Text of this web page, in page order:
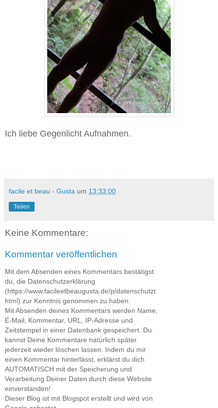
Ich liebe Gegenlicht Aufnahmen.
facile et beau - Gusta um 13:33:00
Teilen
Keine Kommentare:
Kommentar veröffentlichen
Mit dem Absenden eines Kommentars bestätigst
du, die Datenschutzerklärung
(https://www.facileetbeaugusta.de/p/datenschutzt.
html) zur Kenntnis genommen zu haben.
Mit Absenden deines Kommentars werden Name,
E-Mail, Kommentar, URL, IP-Adresse und
Zeitstempel in einer Datenbank gespeichert. Du
kannst Deine Kommentare natürlich später
jederzeit wieder löschen lassen. Indem du mir
einen Kommentar hinterlässt, erklärst du dich
AUTOMATISCH mit der Speicherung und
Verarbeitung Deiner Daten durch diese Website
einverstanden!
Dieser Blog ist mit Blogspot erstellt und wird von